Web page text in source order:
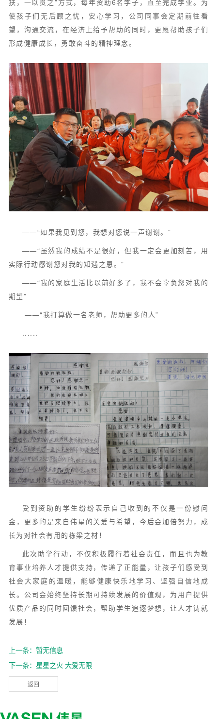
扶，一以贯之”方式，每年资助6名学子，直至完成学业。为
使孩子们无后顾之忧，安心学习，公司同事会定期前往看
望，沟通交流，在经济上给予帮助的同时，更愿帮助孩子们
形成健康成长，勇敢奋斗的精神理念。
——“如果我见到您，我想对您说一声谢谢。”
——“虽然我的成绩不是很好，但我一定会更加刻苦，用
实际行动感谢您对我的知遇之恩。”
——“我的家庭生活比以前好多了，我不会辜负您对我的
期望”
——“我打算做一名老师，帮助更多的人”
......
受到资助的学生纷纷表示自己收到的不仅是一份慰问
金，更多的是来自伟星的关爱与希望，今后会加倍努力，成
长为对社会有用的栋梁之材！
此次助学行动，不仅积极履行着社会责任，而且也为教
育事业培养人才提供支持，传递了正能量，让孩子们感受到
社会大家庭的温暖，能够健康快乐地学习、坚强自信地成
长。公司会始终坚持长期可持续发展的价值观，为用户提供
优质产品的同时回馈社会，帮助学生追逐梦想，让人才铸就
发展！
上一条：暂无信息
下一条：星星之火 大爱无限
返回